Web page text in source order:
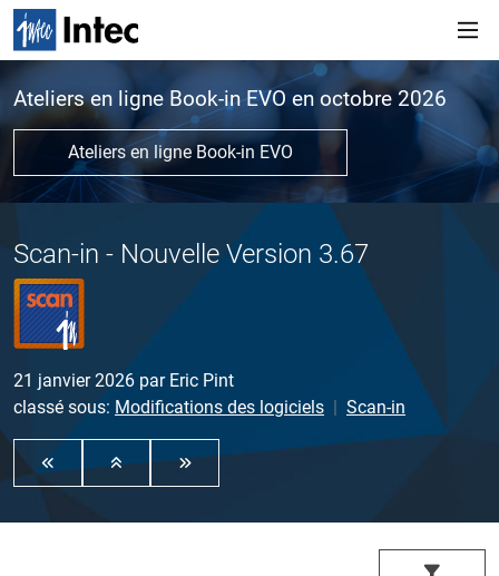
Ateliers en ligne Book-in EVO en octobre 2026
Ateliers en ligne Book-in EVO
Scan-in - Nouvelle Version 3.67
21 janvier 2026 par Eric Pint
classé sous: Modifications des logiciels Scan-in